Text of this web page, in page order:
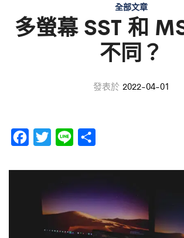
全部文章
多螢幕 SST 和
不同？
發表於 2022-04-01
c
i
t
n
e